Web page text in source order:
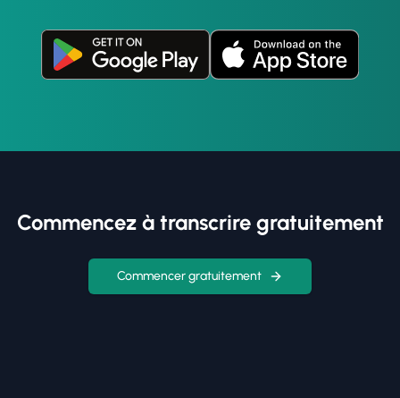
Commencez à transcrire gratuitement
Commencer gratuitement